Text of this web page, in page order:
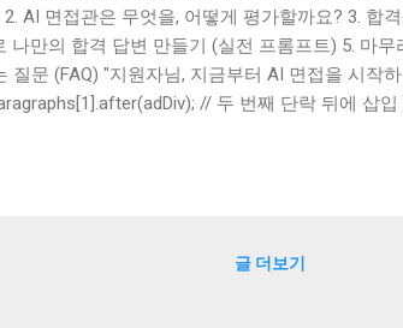
2. AI 면접관은 무엇을, 어떻게 평가할까요? 3. 합
나만의 합격 답변 만들기 (실전 프롬프트) 5. 마
질문 (FAQ) "지원자님, 지금부터 AI 면접을 시작
메라 렌즈와 마주해본 경험, 있으신가요? 최근
대기업과 IT 기업을 중심으로 빠르게 확산되고
기준을 살펴보고, 실제 합격으로 이어지는 답변
// 두 번째 단락 뒤에 삽입
글 더보기